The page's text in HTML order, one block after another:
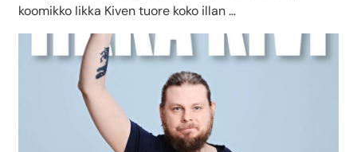
koomikko Iikka Kiven tuore koko illan …